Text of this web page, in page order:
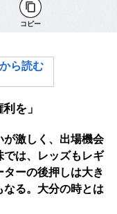
コピー
ら読む
を」
激しく、出場機会
では、レッズもレギ
ーの後押しは大き
る。大分の時とは